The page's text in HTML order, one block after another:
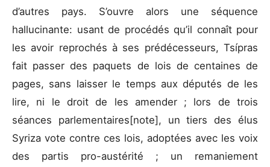
d’autres pays. S’ouvre alors une séquence
hallucinante: usant de procédés qu’il connaît pour
les avoir reprochés à ses prédécesseurs, Tsípras
fait passer des paquets de lois de centaines de
pages, sans laisser le temps aux députés de les
lire, ni le droit de les amender ; lors de trois
séances parlementaires[note], un tiers des élus
Syriza vote contre ces lois, adoptées avec les voix
des partis pro-austérité ; un remaniement